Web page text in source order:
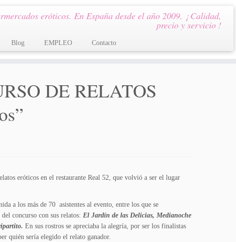
eróticos. En España desde el año 2009. ¡ Calidad,
precio y servicio !
Blog EMPLEO Contacto
DE RELATOS
eróticos en el restaurante Real 52, que volvió a ser el lugar
a los más de 70 asistentes al evento, entre los que se
concurso con sus relatos: El Jardín de las Delicias, Medianoche
En sus rostros se apreciaba la alegría, por ser los finalistas
quién sería elegido el relato ganador.